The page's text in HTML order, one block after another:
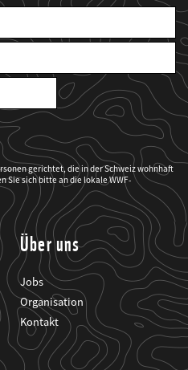
gerichtet, die in der Schweiz wohnhaft
Sie sich bitte an die lokale WWF-
Über uns
Jobs
Organisation
Kontakt